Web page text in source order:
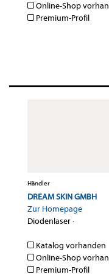
Online-Shop
Premium-Profil
Händler
DREAM SKIN GMBH
Zur Homepage
Diodenlaser·
Katalog vorhanden
Online-Shop
Premium-Profil